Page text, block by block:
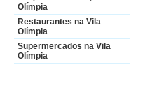
Olímpia
Restaurantes na Vila
Olímpia
Supermercados na Vila
Olímpia